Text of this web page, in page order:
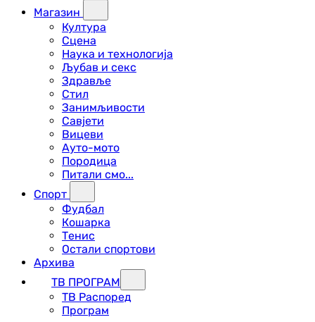
Магазин
Култура
Сцена
Наука и технологија
Љубав и секс
Здравље
Стил
Занимљивости
Савјети
Вицеви
Ауто-мото
Породица
Питали смо...
Спорт
Фудбал
Кошарка
Тенис
Остали спортови
Архива
ТВ ПРОГРАМ
ТВ Распоред
Програм